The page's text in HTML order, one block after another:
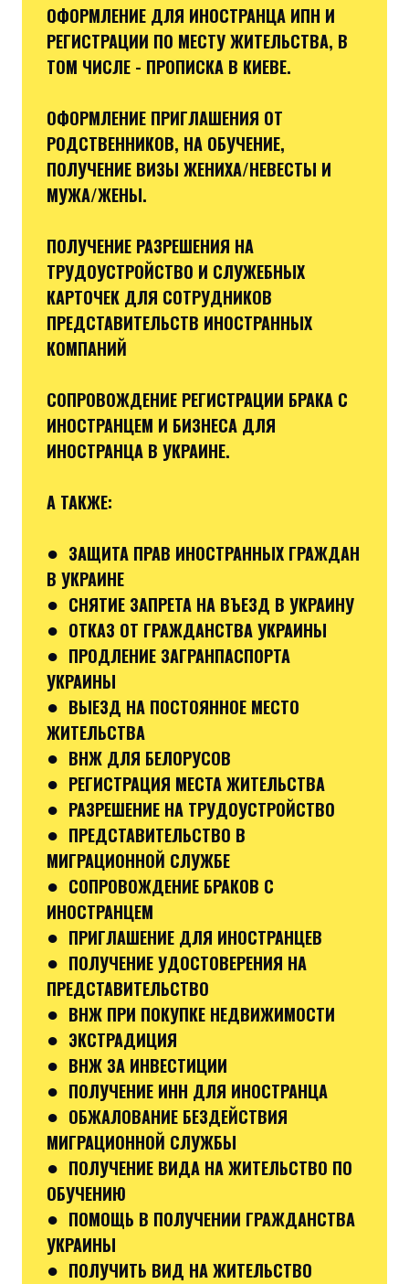
ОФОРМЛЕНИЕ ДЛЯ ИНОСТРАНЦА ИПН И
РЕГИСТРАЦИИ ПО МЕСТУ ЖИТЕЛЬСТВА, В
ТОМ ЧИСЛЕ - ПРОПИСКА В КИЕВЕ.
ОФОРМЛЕНИЕ ПРИГЛАШЕНИЯ ОТ
РОДСТВЕННИКОВ, НА ОБУЧЕНИЕ,
ПОЛУЧЕНИЕ ВИЗЫ ЖЕНИХА/НЕВЕСТЫ И
МУЖА/ЖЕНЫ.
ПОЛУЧЕНИЕ РАЗРЕШЕНИЯ НА
ТРУДОУСТРОЙСТВО И СЛУЖЕБНЫХ
КАРТОЧЕК ДЛЯ СОТРУДНИКОВ
ПРЕДСТАВИТЕЛЬСТВ ИНОСТРАННЫХ
КОМПАНИЙ
СОПРОВОЖДЕНИЕ РЕГИСТРАЦИИ БРАКА С
ИНОСТРАНЦЕМ И БИЗНЕСА ДЛЯ
ИНОСТРАНЦА В УКРАИНЕ.
А ТАКЖЕ:
● ЗАЩИТА ПРАВ ИНОСТРАННЫХ ГРАЖДАН
В УКРАИНЕ
● СНЯТИЕ ЗАПРЕТА НА ВЪЕЗД В УКРАИНУ
● ОТКАЗ ОТ ГРАЖДАНСТВА УКРАИНЫ
● ПРОДЛЕНИЕ ЗАГРАНПАСПОРТА
УКРАИНЫ
● ВЫЕЗД НА ПОСТОЯННОЕ МЕСТО
ЖИТЕЛЬСТВА
● ВНЖ ДЛЯ БЕЛОРУСОВ
● РЕГИСТРАЦИЯ МЕСТА ЖИТЕЛЬСТВА
● РАЗРЕШЕНИЕ НА ТРУДОУСТРОЙСТВО
● ПРЕДСТАВИТЕЛЬСТВО В
МИГРАЦИОННОЙ СЛУЖБЕ
● СОПРОВОЖДЕНИЕ БРАКОВ С
ИНОСТРАНЦЕМ
● ПРИГЛАШЕНИЕ ДЛЯ ИНОСТРАНЦЕВ
● ПОЛУЧЕНИЕ УДОСТОВЕРЕНИЯ НА
ПРЕДСТАВИТЕЛЬСТВО
● ВНЖ ПРИ ПОКУПКЕ НЕДВИЖИМОСТИ
● ЭКСТРАДИЦИЯ
● ВНЖ ЗА ИНВЕСТИЦИИ
● ПОЛУЧЕНИЕ ИНН ДЛЯ ИНОСТРАНЦА
● ОБЖАЛОВАНИЕ БЕЗДЕЙСТВИЯ
МИГРАЦИОННОЙ СЛУЖБЫ
● ПОЛУЧЕНИЕ ВИДА НА ЖИТЕЛЬСТВО ПО
ОБУЧЕНИЮ
● ПОМОЩЬ В ПОЛУЧЕНИИ ГРАЖДАНСТВА
УКРАИНЫ
● ПОЛУЧИТЬ ВИД НА ЖИТЕЛЬСТВО